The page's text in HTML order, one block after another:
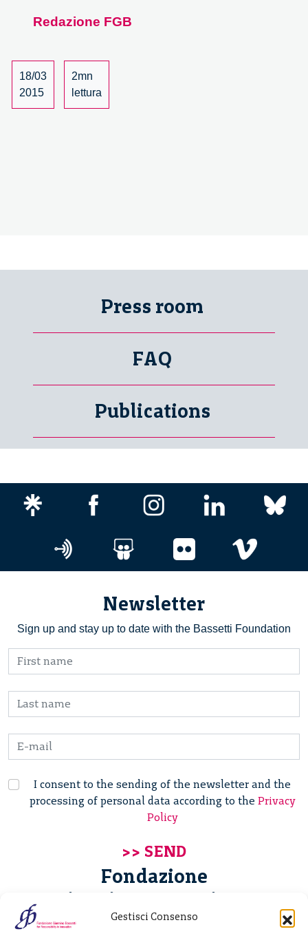
Gestisci Consenso
Redazione FGB
18/03
2015
2mn
lettura
Press room
FAQ
Publications
Newsletter
Sign up and stay up to date with the Bassetti Foundation
I consent to the sending of the newsletter and the
processing of personal data according to the Privacy
Policy
Fondazione
Giannino Bassetti ETS